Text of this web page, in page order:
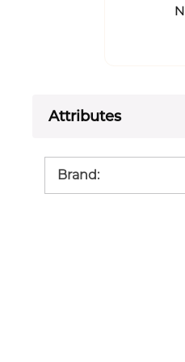
Attributes
Brand: